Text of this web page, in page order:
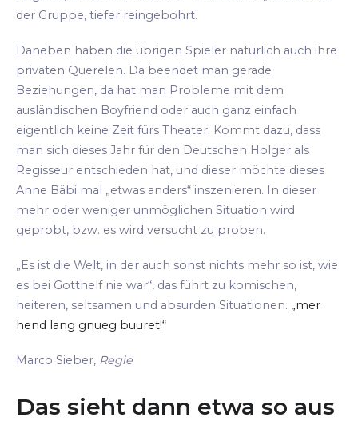
der Gruppe, tiefer reingebohrt.
Daneben haben die übrigen Spieler natürlich auch ihre
privaten Querelen. Da beendet man gerade
Beziehungen, da hat man Probleme mit dem
ausländischen Boyfriend oder auch ganz einfach
eigentlich keine Zeit fürs Theater. Kommt dazu, dass
man sich dieses Jahr für den Deutschen Holger als
Regisseur entschieden hat, und dieser möchte dieses
Anne Bäbi mal „etwas anders“ inszenieren. In dieser
mehr oder weniger unmöglichen Situation wird
geprobt, bzw. es wird versucht zu proben.
„Es ist die Welt, in der auch sonst nichts mehr so ist, wie
es bei Gotthelf nie war“, das führt zu komischen,
heiteren, seltsamen und absurden Situationen. „mer
hend lang gnueg buuret!“
Marco Sieber, Regie
Das sieht dann etwa so aus